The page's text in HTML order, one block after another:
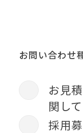
お問い合わせ
お見
関して
採用